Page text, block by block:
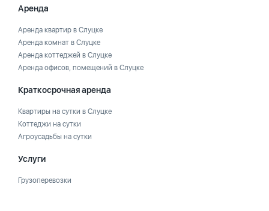
Аренда
Аренда квартир в Слуцке
Аренда комнат в Слуцке
Аренда коттеджей в Слуцке
Аренда офисов, помещений в Слуцке
Краткосрочная аренда
Квартиры на сутки в Слуцке
Коттеджи на сутки
Агроусадьбы на сутки
Услуги
Грузоперевозки